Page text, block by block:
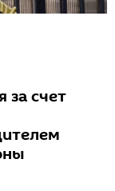
за счет